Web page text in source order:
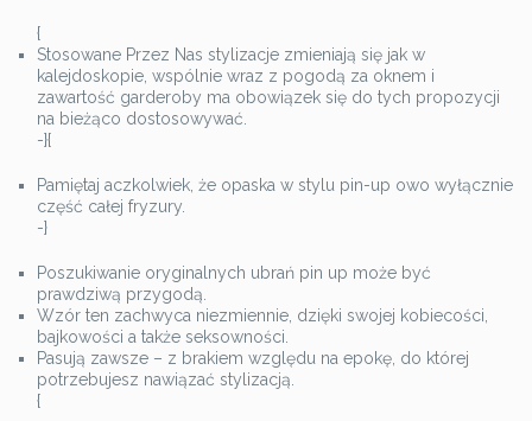
{
Stosowane Przez Nas stylizacje zmieniają się jak w
kalejdoskopie, wspólnie wraz z pogodą za oknem i
zawartość garderoby ma obowiązek się do tych propozycji
na bieżąco dostosowywać.
-}{
Pamiętaj aczkolwiek, że opaska w stylu pin-up owo wyłącznie
część całej fryzury.
-}
Poszukiwanie oryginalnych ubrań pin up może być
prawdziwą przygodą.
Wzór ten zachwyca niezmiennie, dzięki swojej kobiecości,
bajkowości a także seksowności.
Pasują zawsze – z brakiem względu na epokę, do której
potrzebujesz nawiązać stylizacją.
{